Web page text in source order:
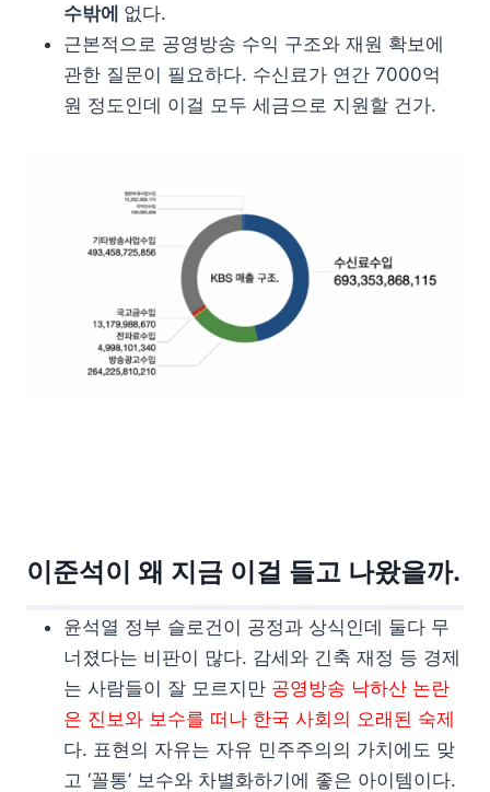
수밖에 없다.
근본적으로 공영방송 수익 구조와 재원 확보에
관한 질문이 필요하다. 수신료가 연간 7000억
원 정도인데 이걸 모두 세금으로 지원할 건가.
이준석이 왜 지금 이걸 들고 나왔을까.
윤석열 정부 슬로건이 공정과 상식인데 둘다 무
너졌다는 비판이 많다. 감세와 긴축 재정 등 경제
는 사람들이 잘 모르지만 공영방송 낙하산 논란
은 진보와 보수를 떠나 한국 사회의 오래된 숙제
다. 표현의 자유는 자유 민주주의의 가치에도 맞
고 ‘꼴통’ 보수와 차별화하기에 좋은 아이템이다.